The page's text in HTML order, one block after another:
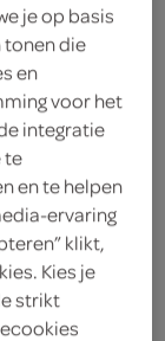
je op basis
tonen die
en
voor het
integratie
te
en te helpen
ervaring
klikt,
Kies je
strikt